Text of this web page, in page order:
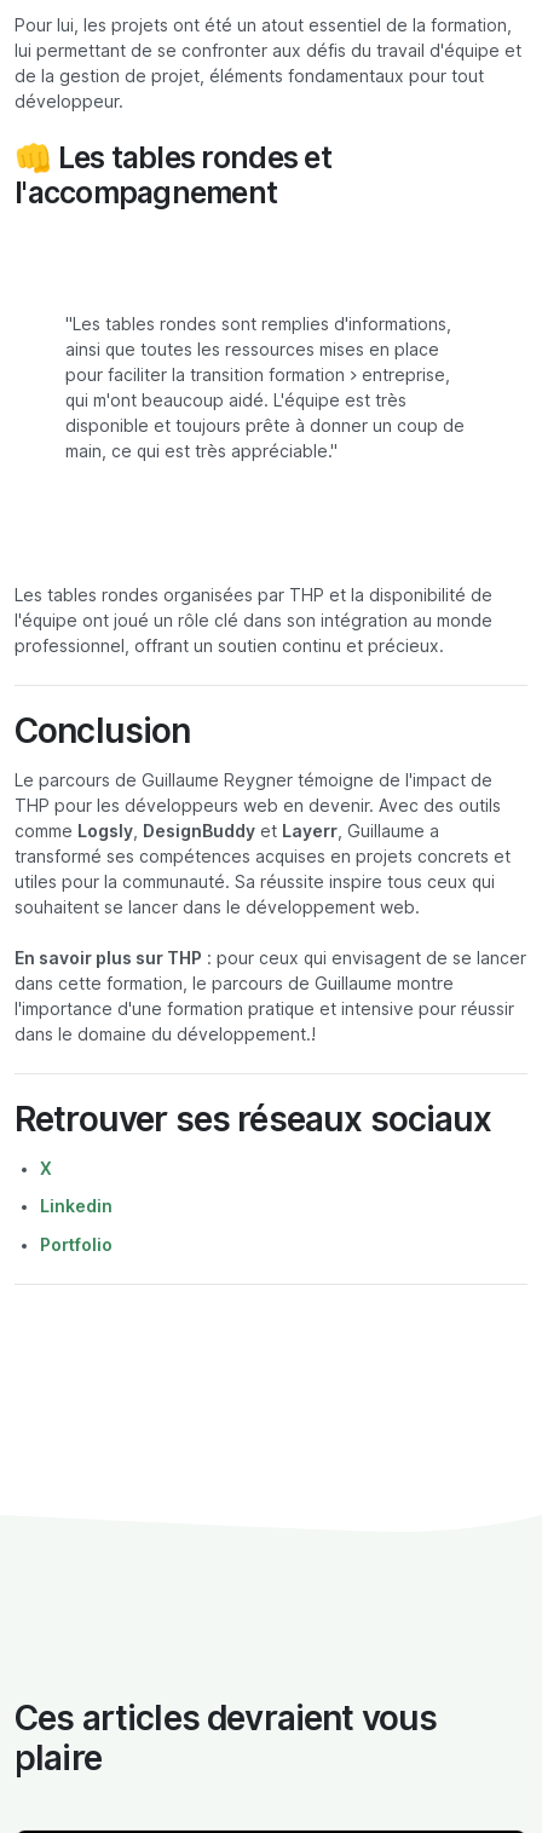
Pour lui, les projets ont été un atout essentiel de la formation,
lui permettant de se confronter aux défis du travail d'équipe et
de la gestion de projet, éléments fondamentaux pour tout
développeur.
👊 Les tables rondes et
l'accompagnement
"Les tables rondes sont remplies d'informations,
ainsi que toutes les ressources mises en place
pour faciliter la transition formation > entreprise,
qui m'ont beaucoup aidé. L'équipe est très
disponible et toujours prête à donner un coup de
main, ce qui est très appréciable."
Les tables rondes organisées par THP et la disponibilité de
l'équipe ont joué un rôle clé dans son intégration au monde
professionnel, offrant un soutien continu et précieux.
Conclusion
Le parcours de Guillaume Reygner témoigne de l'impact de
THP pour les développeurs web en devenir. Avec des outils
comme Logsly DesignBuddy et Layerr , Guillaume a
transformé ses compétences acquises en projets concrets et
utiles pour la communauté. Sa réussite inspire tous ceux qui
souhaitent se lancer dans le développement web.
En savoir plus sur THP : pour ceux qui envisagent de se lancer
dans cette formation, le parcours de Guillaume montre
l'importance d'une formation pratique et intensive pour réussir
dans le domaine du développement.!
Retrouver ses réseaux sociaux
X
Linkedin
Portfolio
Ces articles devraient vous
plaire